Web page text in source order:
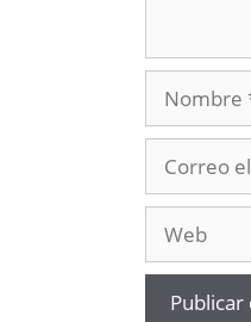
Nombre
electrónico